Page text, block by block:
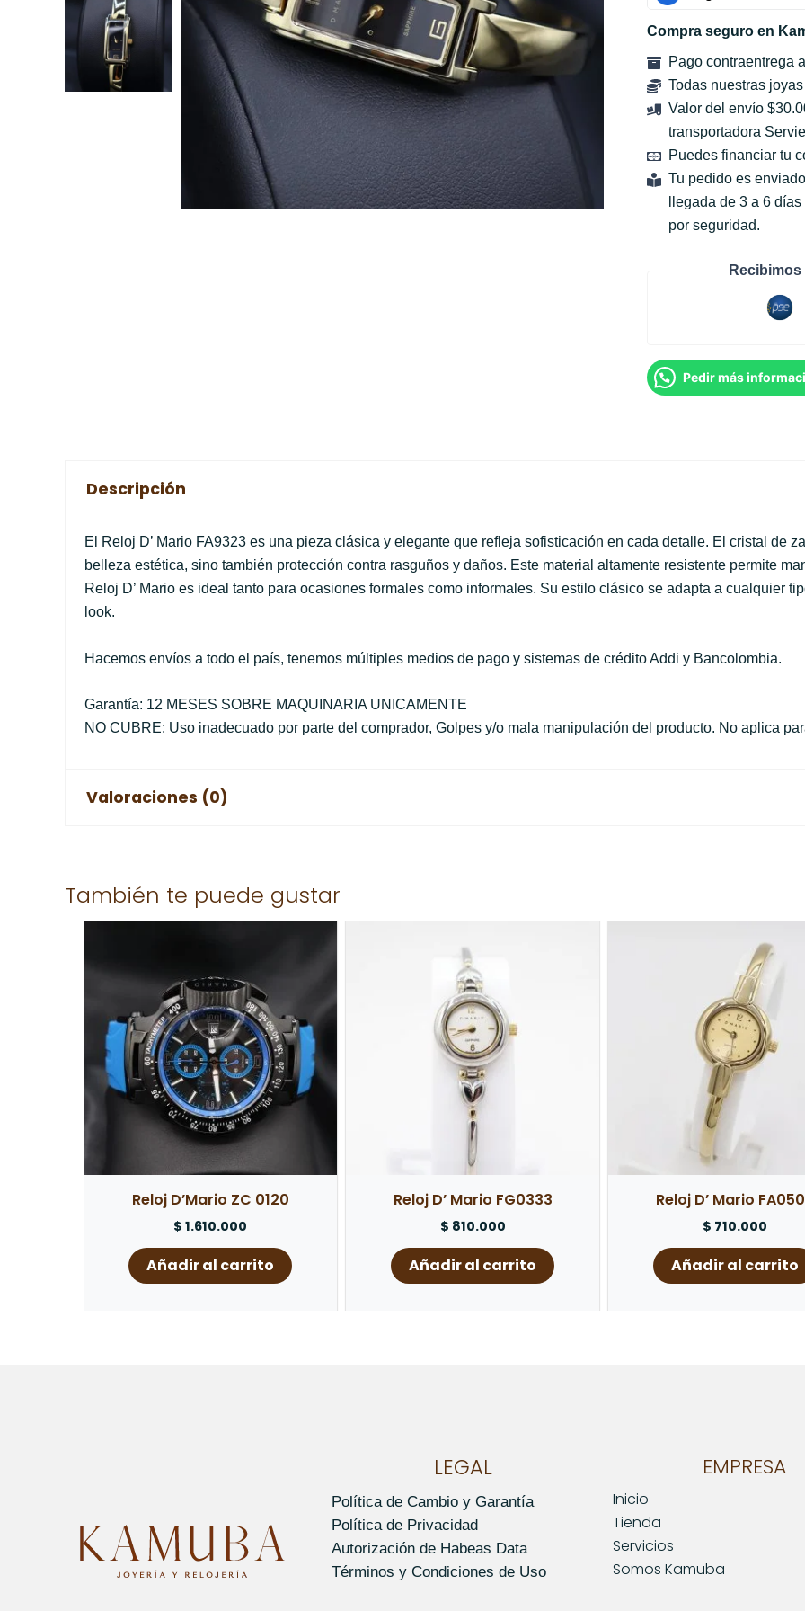
Compra seguro en
Pago contraentrega
Todas nuestras
Valor del envío
transportadora
Puedes financiar tu
Tu pedido es
llegada de 3 a 6
por seguridad.
Pedir más
Descripción
El Reloj D’ Mario FA9323 es una pieza clásica y elegante que refleja sofisticación en cada detalle. El cristal de
belleza estética, sino también protección contra rasguños y daños. Este material altamente resistente permite
Reloj D’ Mario es ideal tanto para ocasiones formales como informales. Su estilo clásico se adapta a cualquier
look.
Hacemos envíos a todo el país, tenemos múltiples medios de pago y sistemas de crédito Addi y Bancolombia.
Garantía: 12 MESES SOBRE MAQUINARIA UNICAMENTE
NO CUBRE: Uso inadecuado por parte del comprador, Golpes y/o mala manipulación del producto. No aplica
Valoraciones (0)
Solo los usuarios registrados que hayan comprado este producto pueden hacer una valoración.
También te puede gustar
Reloj D’Mario ZC 0120
$ 1.610.000
Añadir al carrito
Reloj D’ Mario FG0333
$ 810.000
Añadir al carrito
Reloj D’ Mario
$ 710.000
Añadir al carrito
LEGAL
Política de Cambio y Garantía
Política de Privacidad
Autorización de Habeas Data
Términos y Condiciones de Uso
EMPRESA
Inicio
Tienda
Servicios
Somos Kamuba